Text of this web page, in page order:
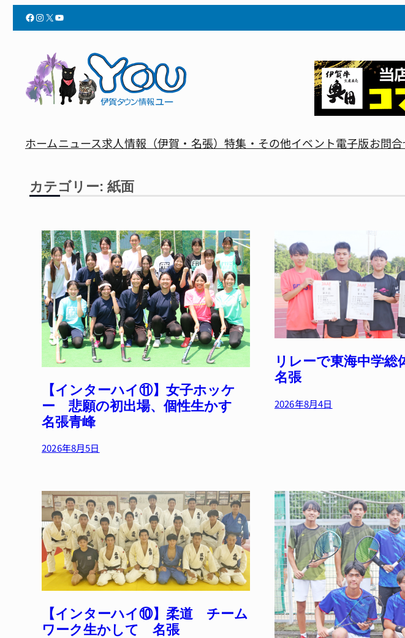
容
Facebook InstagramX YouTube
ホームニュース求人情報（伊賀・名張）特集・その他イベント電子版お問
カテゴリー: 紙面
【インターハイ⑪】女子ホッケ
ー 悲願の初出場、個性生かす
名張青峰
2026年8月5日
リレーで東海中学
名張
2026年8月4日
【インターハイ⑩】柔道 チーム
ワーク生かして 名張